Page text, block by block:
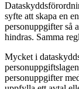
syfte att skapa en
personuppgifter så
hindras. Samma
Mycket i
personuppgifter